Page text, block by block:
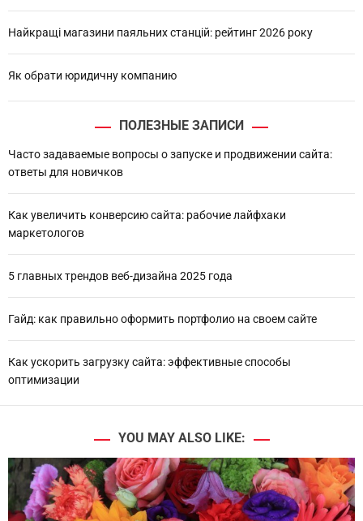
Найкращі магазини паяльних станцій: рейтинг 2026 року
Як обрати юридичну компанию
ПОЛЕЗНЫЕ ЗАПИСИ
Часто задаваемые вопросы о запуске и продвижении сайта:
ответы для новичков
Как увеличить конверсию сайта: рабочие лайфхаки
маркетологов
5 главных трендов веб-дизайна 2025 года
Гайд: как правильно оформить портфолио на своем сайте
Как ускорить загрузку сайта: эффективные способы
оптимизации
YOU MAY ALSO LIKE: